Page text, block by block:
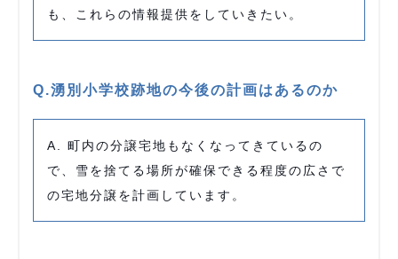
も、これらの情報提供をしていきたい。
Q.湧別小学校跡地の今後の計画はあるのか
A. 町内の分譲宅地もなくなってきているの
で、雪を捨てる場所が確保できる程度の広さで
の宅地分譲を計画しています。